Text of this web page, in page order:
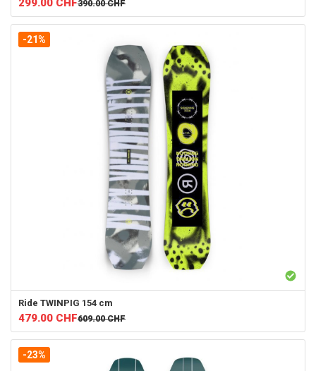
390.00 CHF
-21%
Ride TWINPIG 154 cm
479.00 CHF609.00 CHF
-23%